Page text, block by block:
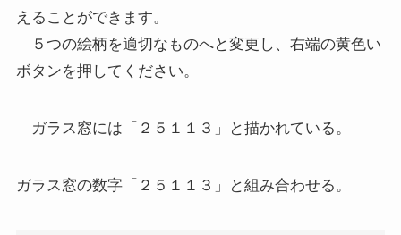
えることができます。
５つの絵柄を適切なものへと変更し、右端の黄色い
ボタンを押してください。
ガラス窓には「２５１１３」と描かれている。
ガラス窓の数字「２５１１３」と組み合わせる。